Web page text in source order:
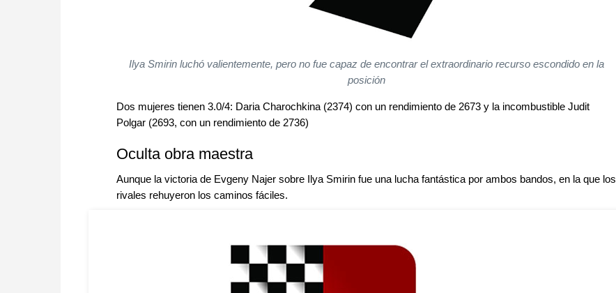
Ilya Smirin luchó valientemente, pero no fue capaz de encontrar el extraordinario recurso escondido en la
posición
Dos mujeres tienen 3.0/4: Daria Charochkina (2374) con un rendimiento de 2673 y la incombustible Judit
Polgar (2693, con un rendimiento de 2736)
Oculta obra maestra
Aunque la victoria de Evgeny Najer sobre Ilya Smirin fue una lucha fantástica por ambos bandos, en la que los
rivales rehuyeron los caminos fáciles.